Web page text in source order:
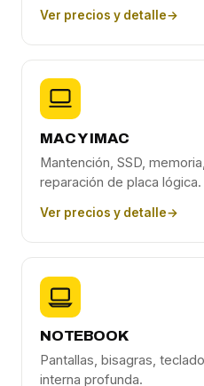
Ver precios y detalle→
MAC Y IMAC
Mantención, SSD,
reparación de placa lógica.
Ver precios y detalle→
NOTEBOOK
Pantallas, bisagras,
interna profunda.